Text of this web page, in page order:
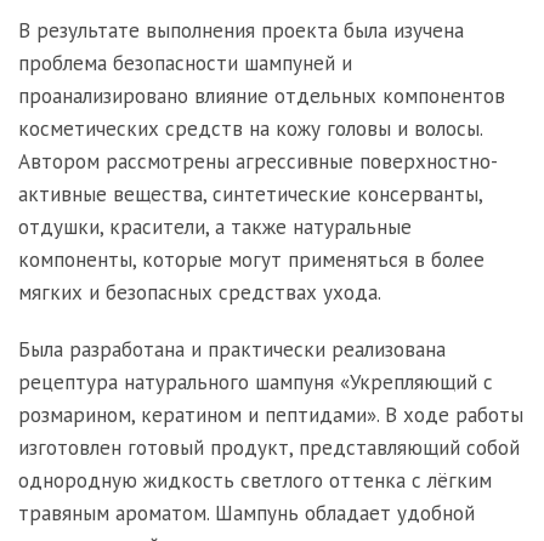
В результате выполнения проекта была изучена
проблема безопасности шампуней и
проанализировано влияние отдельных компонентов
косметических средств на кожу головы и волосы.
Автором рассмотрены агрессивные поверхностно-
активные вещества, синтетические консерванты,
отдушки, красители, а также натуральные
компоненты, которые могут применяться в более
мягких и безопасных средствах ухода.
Была разработана и практически реализована
рецептура натурального шампуня «Укрепляющий с
розмарином, кератином и пептидами». В ходе работы
изготовлен готовый продукт, представляющий собой
однородную жидкость светлого оттенка с лёгким
травяным ароматом. Шампунь обладает удобной